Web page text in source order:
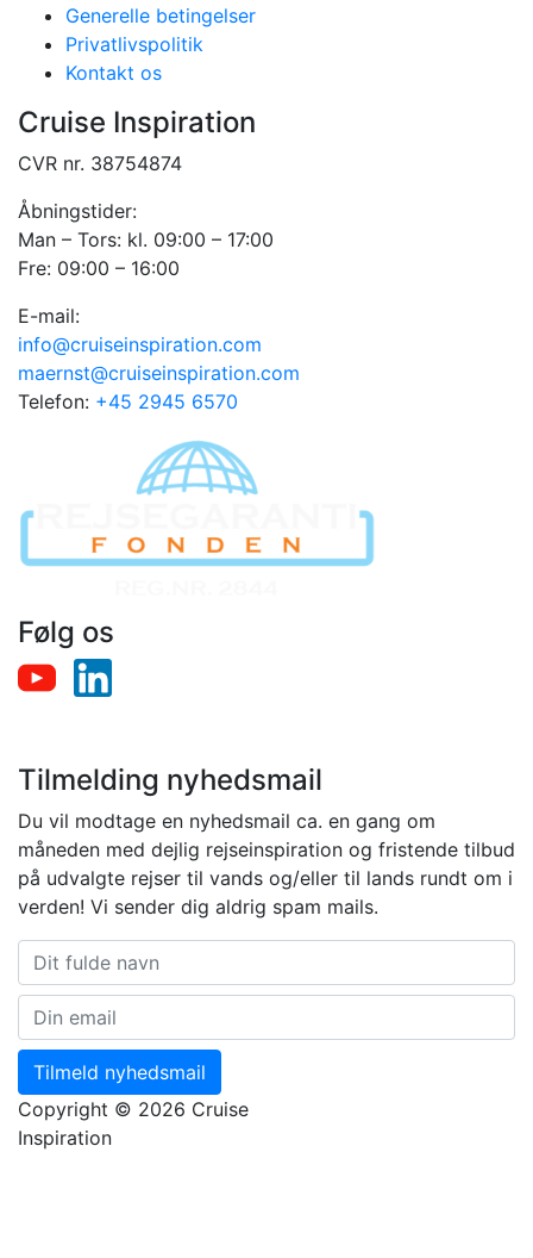
Generelle betingelser
Privatlivspolitik
Kontakt os
Cruise Inspiration
CVR nr. 38754874
Åbningstider:
Man – Tors: kl. 09:00 – 17:00
Fre: 09:00 – 16:00
E-mail:
info@cruiseinspiration.com
maernst@cruiseinspiration.com
Telefon: +45 2945 6570
Følg os
Tilmelding nyhedsmail
Du vil modtage en nyhedsmail ca. en gang om
måneden med dejlig rejseinspiration og fristende tilbud
på udvalgte rejser til vands og/eller til lands rundt om i
verden! Vi sender dig aldrig spam mails.
Tilmeld nyhedsmail
Copyright © 2026 Cruise
Inspiration